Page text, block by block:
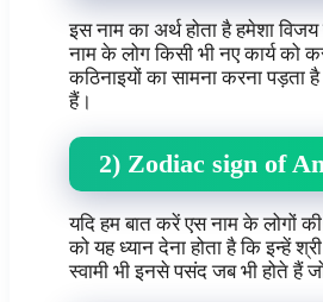
इस नाम का अर्थ होता है हमेशा
नाम के लोग किसी भी नए कार्य को
कठिनाइयों का सामना करना
हैं।
2) Zodiac sign of
यदि हम बात करें एस नाम के लोगों
को यह ध्यान देना होता है कि इन्हें
स्वामी भी इनसे पसंद जब भी होते हैं